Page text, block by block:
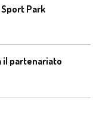
Park
il partenariato